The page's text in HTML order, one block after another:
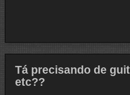
Tá precisando de
etc??